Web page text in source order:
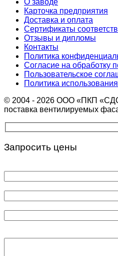
О заводе
Карточка предприятия
Доставка и оплата
Сертификаты
Отзывы и дипломы
Контакты
Политика
Согласие на обработку
Пользовательское
Политика
© 2004 - 2026 ООО «ПКП
поставка вентилируемых
Запросить цены